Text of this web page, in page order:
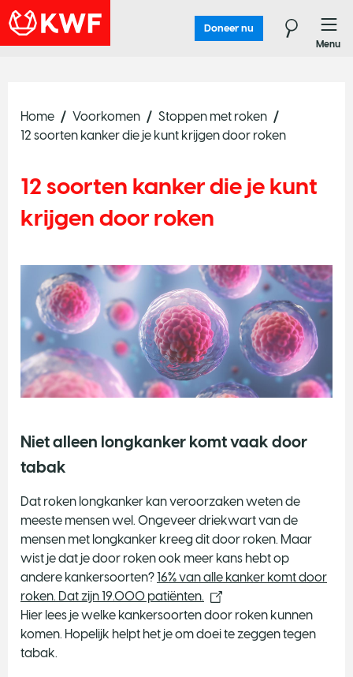
Doneer nu
Menu
Home Voorkomen
Stoppen met roken
12 soorten kanker die je kunt krijgen door roken
12 soorten kanker die je kunt
krijgen door roken
Niet alleen longkanker komt vaak door
tabak
Dat roken longkanker kan veroorzaken weten de
meeste mensen wel. Ongeveer driekwart van de
mensen met longkanker kreeg dit door roken. Maar
wist je dat je door roken ook meer kans hebt op
andere kankersoorten? 16% van alle kanker komt door
roken. Dat zijn 19.000 patiënten.
Hier lees je welke kankersoorten door roken kunnen
komen. Hopelijk helpt het je om doei te zeggen tegen
tabak.